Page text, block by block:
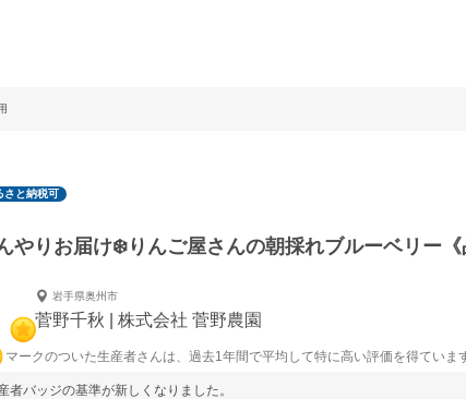
さと納税可
やりお届け❄️りんご屋さんの朝採れブルーベリー《
岩手県奥州市
菅野千秋 | 株式会社 菅野農園
マークのついた生産者さんは、過去1年間で平均して特に高い評価を得ていま
者バッジの基準が新しくなりました。